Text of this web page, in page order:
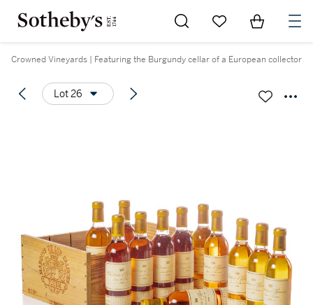
Go to My Favorites
Items in
Crowned Vineyards | Featuring the Burgundy cellar of a European collector
Lot 26